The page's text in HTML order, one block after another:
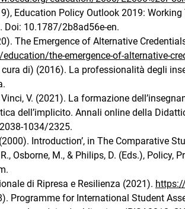
Education Policy Outlook 2019:
Doi: 10.1787/2b8ad56e-en.
The Emergence of Alternative
the-emergence-of-alternative-
cura di) (2016). La professionalità degli
Vinci, V. (2021). La formazione
dell’implicito. Annali online della
1034/2325.
Introduction’, in The Comparative
Osborne, M., & Philips, D. (Eds.),
di Ripresa e Resilienza (2021).
Programme for International Student